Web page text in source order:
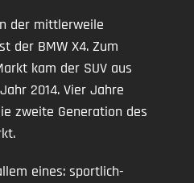
der mittlerweile
der BMW X4. Zum
kam der SUV aus
2014. Vier Jahre
zweite Generation des
eines: sportlich-